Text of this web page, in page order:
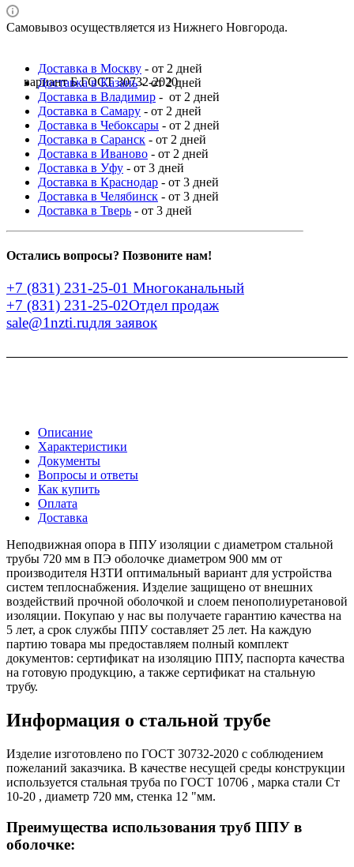
вариант Б ГОСТ 30732-2020
Самовывоз осуществляется из Нижнего Новгорода.
Доставка в Москву - от 2 дней
Доставка в Казань- от 2 дней
Доставка в Владимир - от 2 дней
Доставка в Самару - от 2 дней
Доставка в Чебоксары - от 2 дней
Доставка в Саранск - от 2 дней
Доставка в Иваново - от 2 дней
Доставка в Уфу - от 3 дней
Доставка в Краснодар - от 3 дней
Доставка в Челябинск - от 3 дней
Доставка в Тверь - от 3 дней
Остались вопросы? Позвоните нам!
+7 (831) 231-25-01 Многоканальный
+7 (831) 231-25-02Отдел продаж
sale@1nzti.ruдля заявок
Описание
Характеристики
Документы
Вопросы и ответы
Как купить
Оплата
Доставка
Неподвижная опора в ППУ изоляции с диаметром стальной
трубы 720 мм в ПЭ оболочке диаметром 900 мм от
производителя НЗТИ оптимальный вариант для устройства
систем теплоснабжения. Изделие защищено от внешних
воздействий прочной оболочкой и слоем пенополиуретановой
изоляции. Покупаю у нас вы получаете гарантию качества на
5 лет, а срок службы ППУ составляет 25 лет. На каждую
партию товара мы предоставляем полный комплект
документов: сертификат на изоляцию ППУ, паспорта качества
на готовую продукцию, а также сертификат на стальную
трубу.
Информация о стальной трубе
Изделие изготовлено по ГОСТ 30732-2020 с соблюдением
пожеланий заказчика. В качестве несущей среды конструкции
используется стальная труба по ГОСТ 10706 , марка стали Ст
10-20 , диаметр 720 мм, стенка 12 "мм.
Преимущества использования труб ППУ в
оболочке: